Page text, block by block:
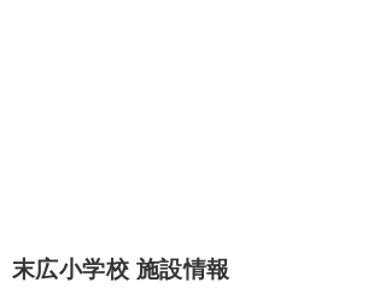
末広小学校 施設情報